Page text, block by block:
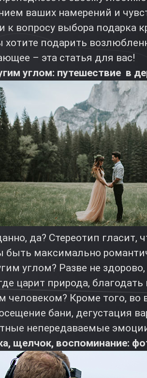
ваших намерений и
к вопросу выбора подарка
хотите подарить
– эта статья для вас!
углом: путешествие в
да? Стереотип гласит,
максимально
углом? Разве не
царит природа,
человеком? Кроме того, во
бани, дегустация
непередаваемые
щелчок, воспоминание: